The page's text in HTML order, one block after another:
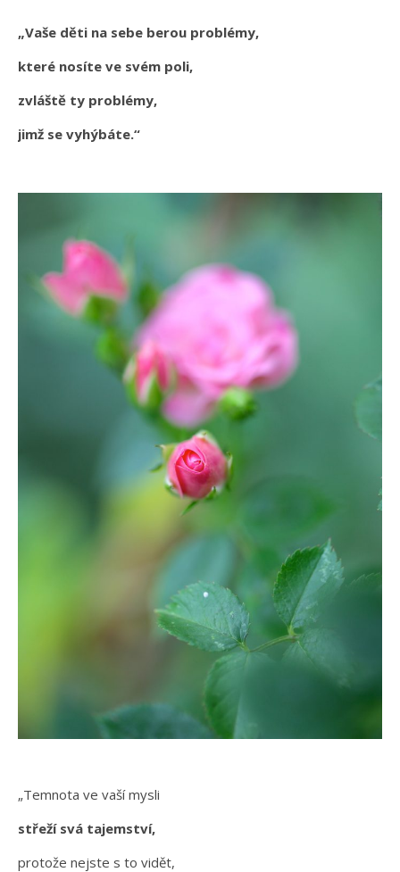
„Vaše děti na sebe berou problémy,
které nosíte ve svém poli,
zvláště ty problémy,
jimž se vyhýbáte.“
„Temnota ve vaší mysli
střeží svá tajemství,
protože nejste s to vidět,